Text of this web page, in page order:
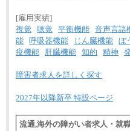
[雇用実績]
視覚
聴覚 平衡機能 音声言語
能 呼吸器機能 じん臓機能 ぼ
疫機能
肝臓機能 知的 精神
障害者求人を詳しく探す
2027年以降新卒 特設ページ
流通,海外の障がい者求人・就